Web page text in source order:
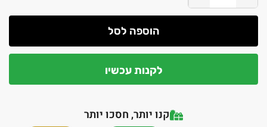
הוספה לסל
לקנות עכשיו
קנו יותר, חסכו יותר